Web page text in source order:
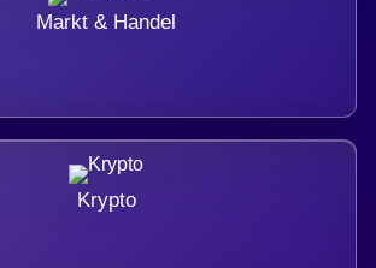
Markt & Handel
Krypto